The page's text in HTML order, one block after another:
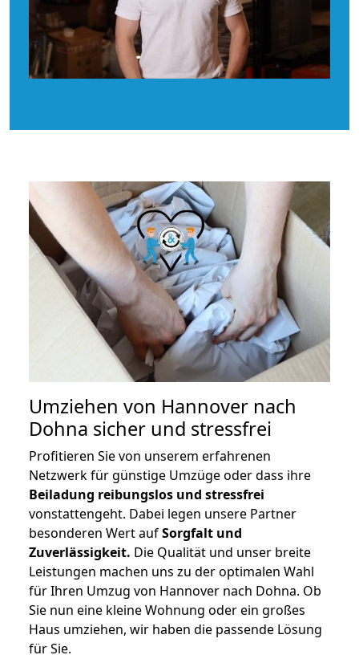
Umziehen von Hannover nach
Dohna sicher und stressfrei
Profitieren Sie von unserem erfahrenen
Netzwerk für günstige Umzüge oder dass ihre
Beiladung reibungslos und stressfrei
vonstattengeht. Dabei legen unsere Partner
besonderen Wert aufSorgfalt und
Zuverlässigkeit. Die Qualität und unser breite
Leistungen machen uns zu der optimalen Wahl
für Ihren Umzug von Hannover nach Dohna. Ob
Sie nun eine kleine Wohnung oder ein großes
Haus umziehen, wir haben die passende Lösung
für Sie.